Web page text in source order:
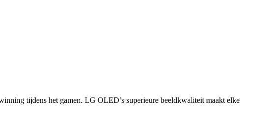
tijdens het gamen. LG OLED’s superieure beeldkwaliteit maakt elke